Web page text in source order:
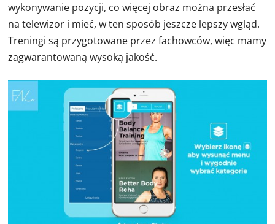
wykonywanie pozycji, co więcej obraz można przesłać
na telewizor i mieć, w ten sposób jeszcze lepszy wgląd.
Treningi są przygotowane przez fachowców, więc mamy
zagwarantowaną wysoką jakość.